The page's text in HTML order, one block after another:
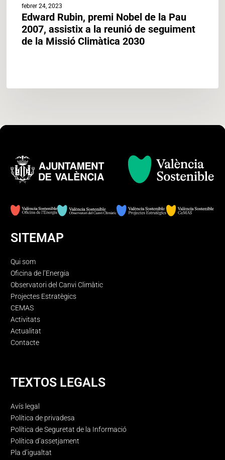
Missió
Climàtica
febrer 24, 2023
Edward Rubin, premi Nobel de la Pau
2007, assistix a la reunió de seguiment
de la Missió Climàtica 2030
SITEMAP
Qui som
Oficina de l’Energia
Observatori del Canvi Climàtic
Projectes Estratègics
CEMAS
Activitats
Actualitat
Contacte
TEXTOS LEGALS
Avís legal
Política de privadesa
Política de Seguretat de la Informació
Política d’assetjament
Pla d’igualtat